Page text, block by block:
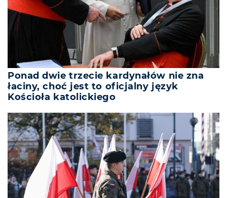
Ponad dwie trzecie kardynałów nie zna
łaciny, choć jest to oficjalny język
Kościoła katolickiego